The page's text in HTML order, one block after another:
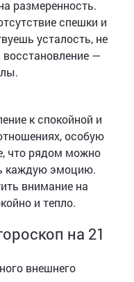
размеренность.
спешки и
усталость, не
—
к спокойной и
особую
что рядом можно
каждую эмоцию.
внимание на
и тепло.
на 21
внешнего